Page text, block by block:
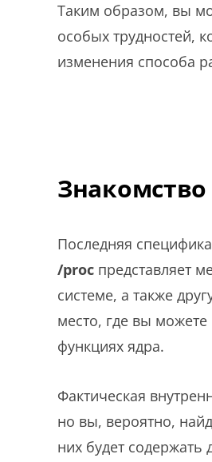
Таким образом, вы
особых трудностей,
изменения способа
Последняя
/proc представляет
системе, а также
место, где вы
функциях ядра.
Фактическая
но вы, вероятно,
них будет содержать